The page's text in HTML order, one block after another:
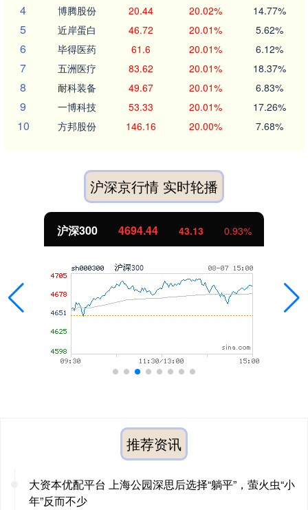
4 博腾股份 20.44 20.02% 14.77%
5 近岸蛋白 46.72 20.01% 5.62%
6 毕得医药 61.6 20.01% 6.12%
7 五洲医疗 83.62 20.01% 18.37%
8 耐科装备 49.67 20.01% 6.83%
9 一博科技 53.33 20.01% 17.26%
10 方邦股份 146.16 20.00% 7.68%
沪深京行情 实时轮播
4694.44 43.13 0.93%
推荐资讯
大资本优配平台 上海公园深思后选择“躺平”，萤火虫“小
年”反而不少